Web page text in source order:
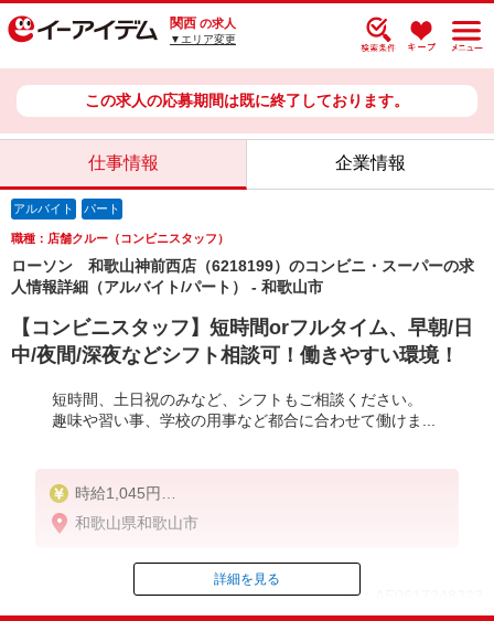
関西 の求人
▼エリア変更
この求人の応募期間は既に終了しております。
仕事情報 企業情報
アルバイト パート
職種：店舗クルー（コンビニスタッフ）
ローソン 和歌山神前西店（6218199）のコンビニ・スーパーの求
人情報詳細（アルバイト/パート） - 和歌山市
【コンビニスタッフ】短時間orフルタイム、早朝/日
中/夜間/深夜などシフト相談可！働きやすい環境！
短時間、土日祝のみなど、シフトもご相談ください。
趣味や習い事、学校の用事など都合に合わせて働けま...
時給1,045円
※深夜22:00〜翌5:00／時給1306円
和歌山県和歌山市
ID：AE0617248323
詳細を見る